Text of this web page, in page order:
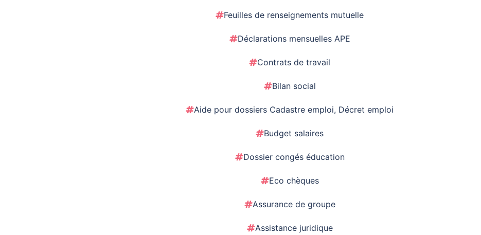
Feuilles de renseignements mutuelle
Déclarations mensuelles APE
Contrats de travail
Bilan social
Aide pour dossiers Cadastre emploi, Décret emploi
Budget salaires
Dossier congés éducation
Eco chèques
Assurance de groupe
Assistance juridique